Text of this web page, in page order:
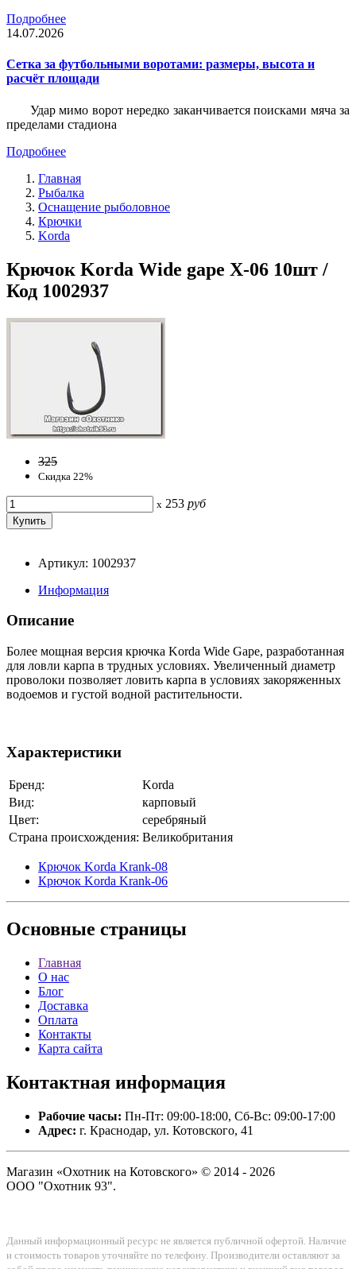
Подробнее
14.07.2026
Сетка за футбольными воротами: размеры, высота и
расчёт площади
Удар мимо ворот нередко заканчивается поисками мяча за
пределами стадиона
Подробнее
Главная
Рыбалка
Оснащение рыболовное
Крючки
Korda
Крючок Korda Wide gape X-06 10шт /
Код 1002937
325
Скидка 22%
x 253 руб
Артикул: 1002937
Информация
Описание
Более мощная версия крючка Korda Wide Gape, разработанная
для ловли карпа в трудных условиях. Увеличенный диаметр
проволоки позволяет ловить карпа в условиях закоряженных
водоемов и густой водной растительности.
Характеристики
Бренд:
Korda
Вид:
карповый
Цвет:
серебряный
Страна происхождения: Великобритания
Крючок Korda Krank-08
Крючок Korda Krank-06
Основные страницы
Главная
О нас
Блог
Доставка
Оплата
Контакты
Карта сайта
Контактная информация
Рабочие часы: Пн-Пт: 09:00-18:00, Сб-Вс: 09:00-17:00
Адрес: г. Краснодар, ул. Котовского, 41
Магазин «Охотник на Котовского» © 2014 - 2026
ООО "Охотник 93".
Данный информационный ресурс не является публичной офертой. Наличие
и стоимость товаров уточняйте по телефону. Производители оставляют за